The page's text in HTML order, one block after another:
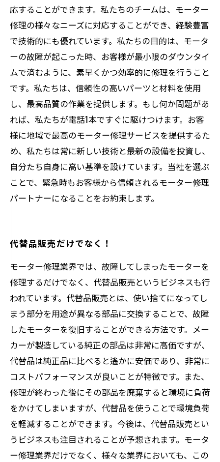
応することができます。私たちのチームは、モーター
修理の様々なニーズに対応することができ、経験豊富
で技術的にも優れています。私たちの目的は、モータ
ーの故障が起こった時、お客様が最小限のダウンタイ
ムで済むように、素早くかつ効率的に修理を行うこと
です。私たちは、信頼性の高いパーツと材料を使用
し、最高品質の作業を提供します。もし何か問題があ
れば、私たちが電話1本ですぐに駆けつけます。お客
様に地域で最高のモーター修理サービスを提供するた
め、私たちは常に新しい技術と最新の設備を投資し、
自分たち自身に高い基準を設けています。当社を選ぶ
ことで、緊急時もお客様から信頼されるモーター修理
パートナーになることをお約束します。
代替品販売だけでなく！
モーター修理業界では、故障してしまったモーターを
修理するだけでなく、代替品販売というビジネスも行
われています。代替品販売とは、使い捨てになってし
まう部分を用途が異なる部品に交換することで、故障
したモーターを復旧することができる方法です。メー
カーが製造している純正の部品は非常に高価ですが、
代替品は純正品に比べると遙かに安価であり、非常に
コストパフォーマンスが良いことが特徴です。また、
修理が終わった後にその部品を廃棄すると環境に負荷
をかけてしまいますが、代替品を使うことで環境負荷
を軽減することができます。今後は、代替品販売とい
うビジネスも注目されることが予想されます。モータ
ー修理業界だけでなく、様々な業界においても、この